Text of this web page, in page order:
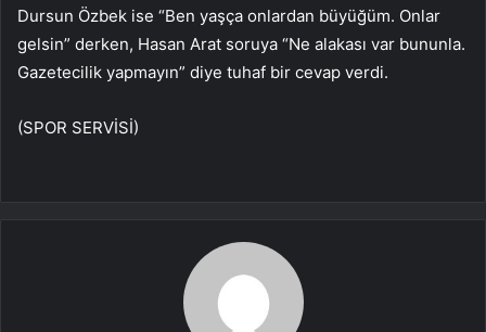
Dursun Özbek ise “Ben yaşça onlardan büyüğüm. Onlar
gelsin” derken, Hasan Arat soruya “Ne alakası var bununla.
Gazetecilik yapmayın” diye tuhaf bir cevap verdi.
(SPOR SERVİSİ)